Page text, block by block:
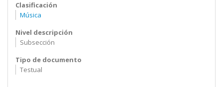
Clasificación
Música
Nivel descripción
Subsección
Tipo de documento
Testual